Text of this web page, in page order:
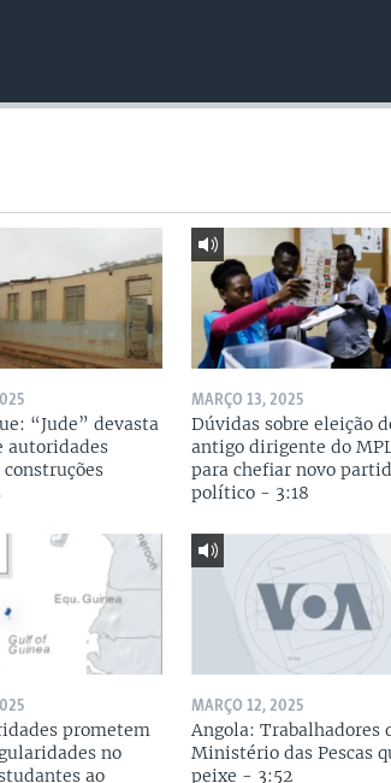
“Jude” devasta
autoridades
MARÇO 13, 2025
Dúvidas sobre eleição
antigo dirigente do
para chefiar novo
político - 3:18
prometem
no
ao
MARÇO 12, 2025
Angola: Trabalhadores
Ministério das Pescas
peixe - 3:52